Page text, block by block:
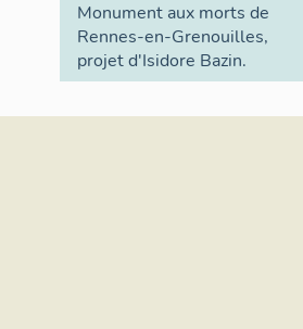
Monument aux morts de
Rennes-en-Grenouilles,
projet d'Isidore Bazin.